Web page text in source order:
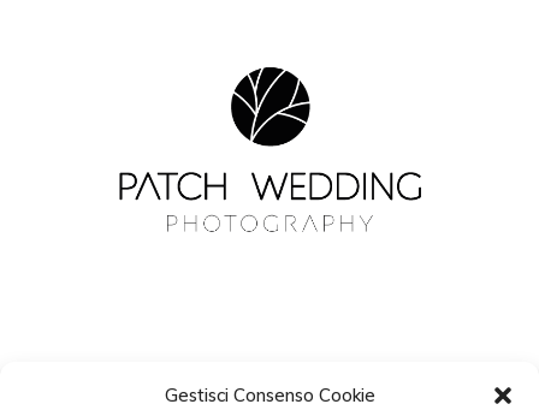
Gestisci Consenso Cookie